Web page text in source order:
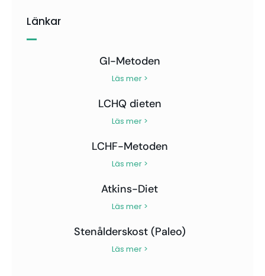
Länkar
GI-Metoden
Läs mer >
LCHQ dieten
Läs mer >
LCHF-Metoden
Läs mer >
Atkins-Diet
Läs mer >
Stenålderskost (Paleo)
Läs mer >